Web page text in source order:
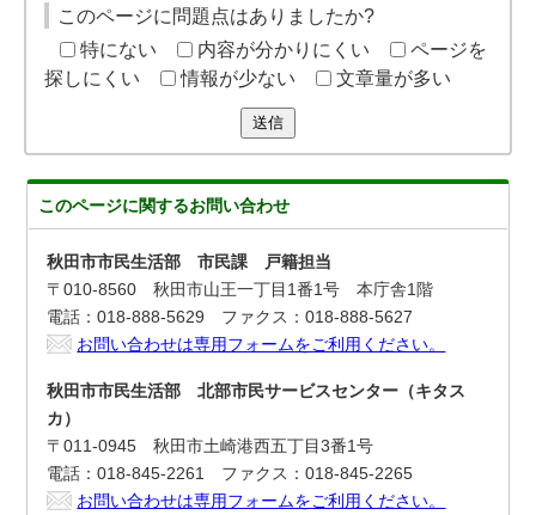
このページに問題点はありましたか?
特にない
内容が分かりにくい
ページを
探しにくい
情報が少ない 文章量が多い
送信
このページに関するお問い合わせ
秋田市市民生活部 市民課 戸籍担当
〒010-8560 秋田市山王一丁目1番1号 本庁舎1階
電話：018-888-5629 ファクス：018-888-5627
お問い合わせは専用フォームをご利用ください。
秋田市市民生活部 北部市民サービスセンター（キタス
カ）
〒011-0945 秋田市土崎港西五丁目3番1号
電話：018-845-2261 ファクス：018-845-2265
お問い合わせは専用フォームをご利用ください。